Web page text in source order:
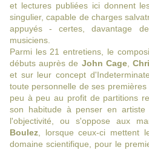
et lectures publiées ici donnent
singulier, capable de charges
appuyés - certes, davantage
musiciens.
Parmi les 21 entretiens, le
débuts auprès de John Cage,
et sur leur concept
toute personnelle de ses
peu à peu au profit de partitions
son habitude à penser en
l'objectivité, ou s'oppose aux
Boulez , lorsque ceux-ci mettent
domaine scientifique, pour le